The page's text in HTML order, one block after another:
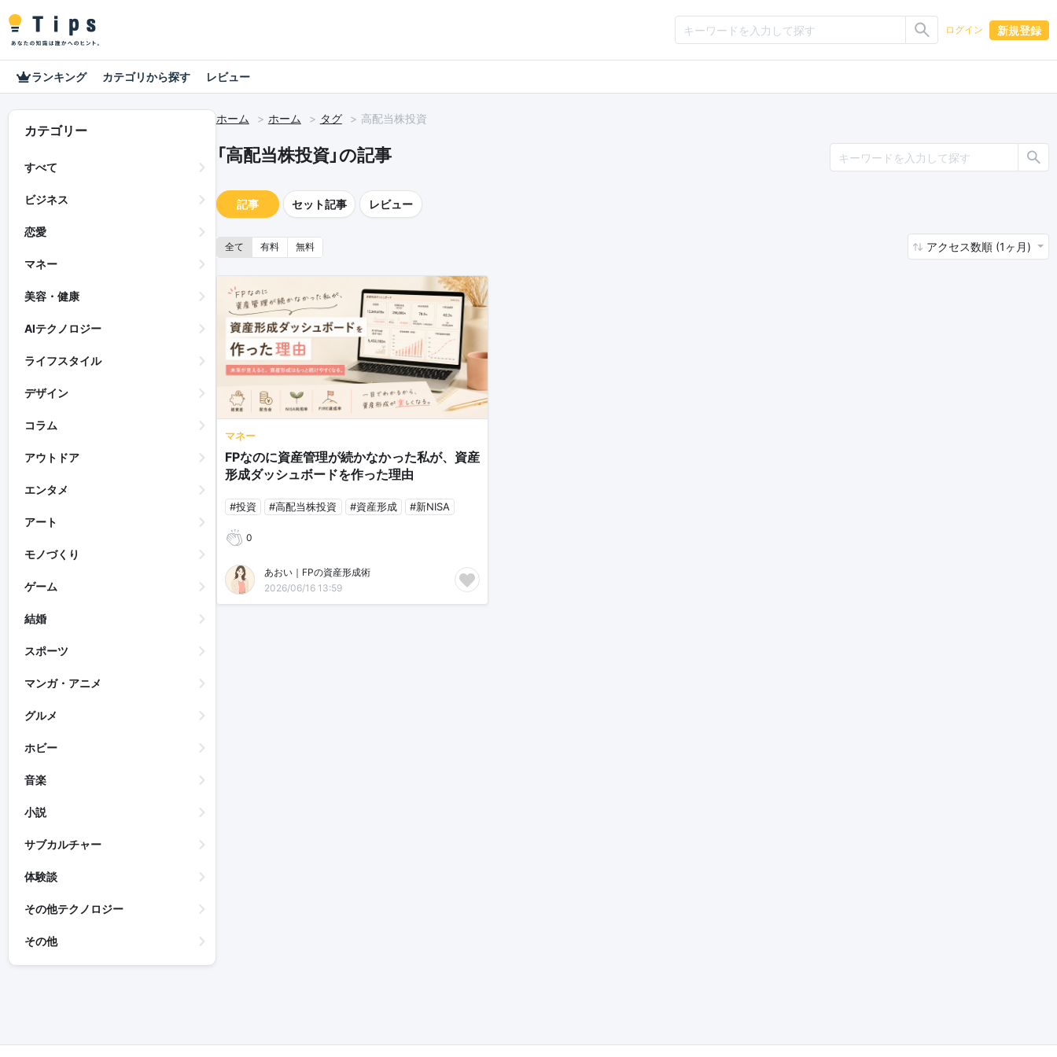
ログイン 新規登録
ランキング カテゴリから探す レビュー
カテゴリー
すべて
ビジネス
恋愛
マネー
美容・健康
AIテクノロジー
ライフスタイル
デザイン
コラム
アウトドア
エンタメ
アート
モノづくり
ゲーム
結婚
スポーツ
マンガ・アニメ
グルメ
ホビー
音楽
小説
サブカルチャー
体験談
その他テクノロジー
その他
ホーム ホーム タグ 高配当株投資
「高配当株投資」の記事
記事 セット記事 レビュー
全て 有料 無料 アクセス数順 (1ヶ月)
マネー
FPなのに資産管理が続かなかった私が、資産
形成ダッシュボードを作った理由
#投資 #高配当株投資 #資産形成 #新NISA
0
あおい｜FPの資産形成術
2026/06/16 13:59